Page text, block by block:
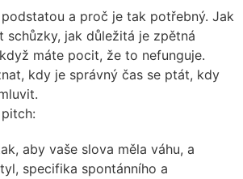
a proč je tak potřebný. Jak
schůzky, jak důležitá je zpětná
máte pocit, že to nefunguje.
kdy je správný čas se ptát, kdy
aby vaše slova měla váhu, a
specifika spontánního a